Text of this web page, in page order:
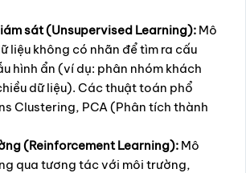
sát (Unsupervised Learning): Mô
liệu không có nhãn để tìm ra cấu
hình ẩn (ví dụ: phân nhóm khách
dữ liệu). Các thuật toán phổ
Clustering, PCA (Phân tích thành
(Reinforcement Learning): Mô
qua tương tác với môi trường,